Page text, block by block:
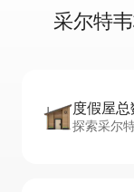
采尔特
度假屋总
探索采尔